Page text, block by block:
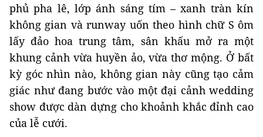
phủ pha lê, lớp ánh sáng tím – xanh tràn kín
không gian và runway uốn theo hình chữ S ôm
lấy đảo hoa trung tâm, sân khấu mở ra một
khung cảnh vừa huyền ảo, vừa thơ mộng. Ở bất
kỳ góc nhìn nào, không gian này cũng tạo cảm
giác như đang bước vào một đại cảnh wedding
show được dàn dựng cho khoảnh khắc đỉnh cao
của lễ cưới.